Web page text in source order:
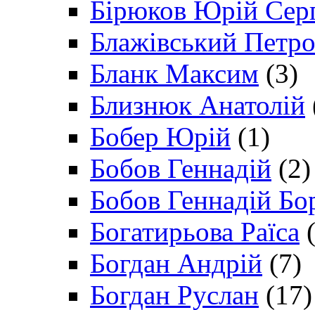
Бірюков Юрій
Блажівський Петро
Бланк Максим (3)
Близнюк Анатолій
Бобер Юрій (1)
Бобов Геннадій (2)
Бобов Геннадій
Богатирьова Раїса
Богдан Андрій (7)
Богдан Руслан (17)